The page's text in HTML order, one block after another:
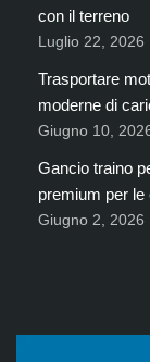
con il terreno
Luglio 22, 2026
Trasportare
moderne di
Giugno 10,
Gancio traino
premium per le
Giugno 2, 2026